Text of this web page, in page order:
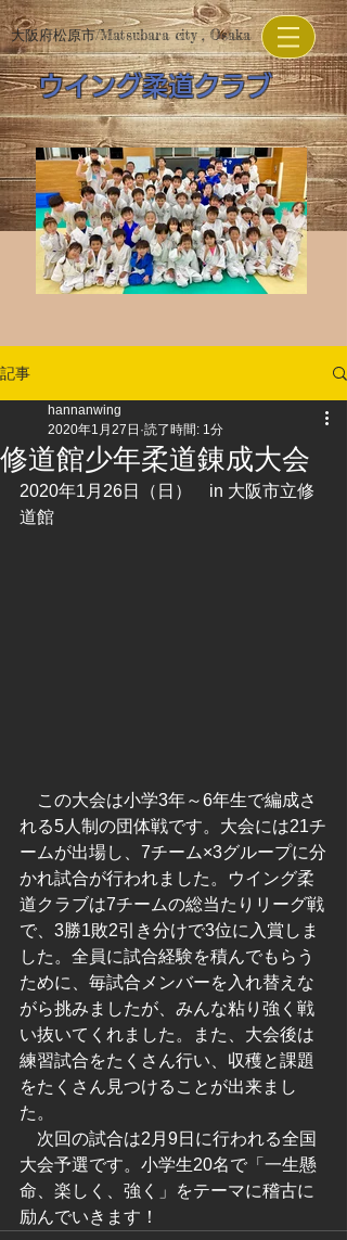
​大阪府松原市/Matsubara city , Osaka
​ウイング柔道クラブ
記事
修道館少年柔道錬成大会
hannanwing
2020年1月27日 読了時間: 1分
2020年1月26日（日）　in 大阪市立修
道館
この大会は小学3年～6年生で編成さ
れる5人制の団体戦です。大会には21チ
ームが出場し、7チーム×3グループに分
かれ試合が行われました。ウイング柔
道クラブは7チームの総当たりリーグ戦
で、3勝1敗2引き分けで3位に入賞しま
した。全員に試合経験を積んでもらう
ために、毎試合メンバーを入れ替えな
がら挑みましたが、みんな粘り強く戦
い抜いてくれました。また、大会後は
練習試合をたくさん行い、収穫と課題
をたくさん見つけることが出来まし
た。
次回の試合は2月9日に行われる全国
大会予選です。小学生20名で「一生懸
命、楽しく、強く」をテーマに稽古に
励んでいきます！